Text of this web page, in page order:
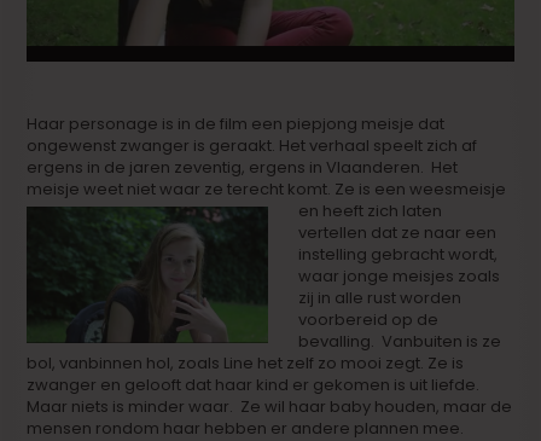
Haar personage is in de film een piepjong meisje dat
ongewenst zwanger is geraakt. Het verhaal speelt zich af
ergens in de jaren zeventig, ergens in Vlaanderen. Het
meisje weet niet waar ze terecht komt. Ze is een weesmeisje
en heeft zich laten
vertellen dat ze naar een
instelling gebracht wordt,
waar jonge meisjes zoals
zij in alle rust worden
voorbereid op de
bevalling. Vanbuiten is ze
bol, vanbinnen hol, zoals Line het zelf zo mooi zegt. Ze is
zwanger en gelooft dat haar kind er gekomen is uit liefde.
Maar niets is minder waar. Ze wil haar baby houden, maar de
mensen rondom haar hebben er andere plannen mee.